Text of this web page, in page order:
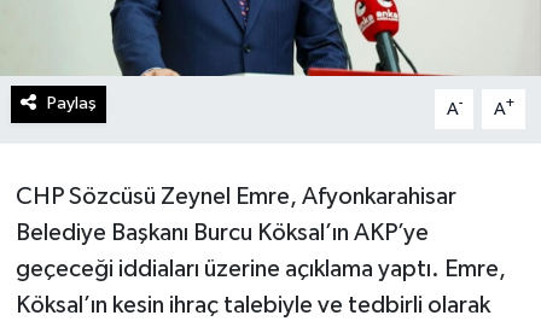
Paylaş A- A+
CHP Sözcüsü Zeynel Emre, Afyonkarahisar
Belediye Başkanı Burcu Köksal’ın AKP’ye
geçeceği iddiaları üzerine açıklama yaptı. Emre,
Köksal’ın kesin ihraç talebiyle ve tedbirli olarak